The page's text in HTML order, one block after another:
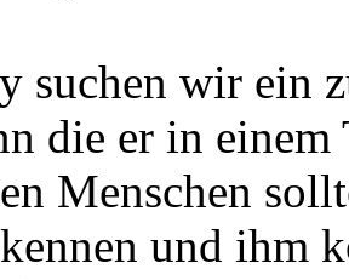
suchen wir ein
die er in
Menschen
und ihm